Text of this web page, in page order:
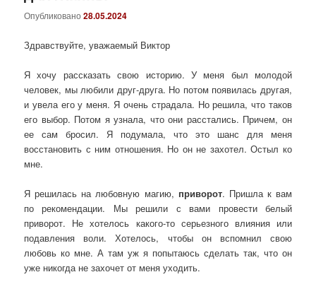
Опубликовано28.05.2024
Здравствуйте, уважаемый Виктор
Я хочу рассказать свою историю. У меня был молодой
человек, мы любили друг-друга. Но потом появилась другая,
и увела его у меня. Я очень страдала. Но решила, что таков
его выбор. Потом я узнала, что они расстались. Причем, он
ее сам бросил. Я подумала, что это шанс для меня
восстановить с ним отношения. Но он не захотел. Остыл ко
мне.
Я решилась на любовную магию, приворот. Пришла к вам
по рекомендации. Мы решили с вами провести белый
приворот. Не хотелось какого-то серьезного влияния или
подавления воли. Хотелось, чтобы он вспомнил свою
любовь ко мне. А там уж я попытаюсь сделать так, что он
уже никогда не захочет от меня уходить.